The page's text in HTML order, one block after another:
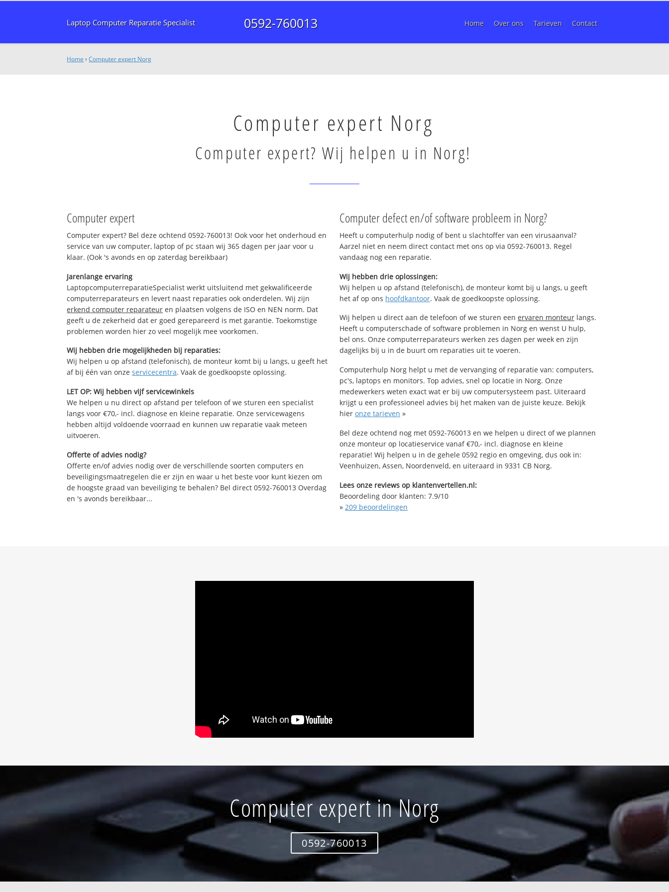
Laptop Computer Reparatie Specialist 0592-760013 Home Over ons Tarieven Contact
Home ›Computer expert Norg
Computer expert Norg
Computer expert? Wij helpen u in Norg!
Computer expert
Computer expert? Bel deze ochtend 0592-760013! Ook voor het onderhoud en
service van uw computer, laptop of pc staan wij 365 dagen per jaar voor u
klaar. (Ook 's avonds en op zaterdag bereikbaar)
Jarenlange ervaring
LaptopcomputerreparatieSpecialist werkt uitsluitend met gekwalificeerde
computerreparateurs en levert naast reparaties ook onderdelen. Wij zijn
erkend computer reparateur en plaatsen volgens de ISO en NEN norm. Dat
geeft u de zekerheid dat er goed gerepareerd is met garantie. Toekomstige
problemen worden hier zo veel mogelijk mee voorkomen.
Wij hebben drie mogelijkheden bij reparaties:
Wij helpen u op afstand (telefonisch), de monteur komt bij u langs, u geeft het
af bij één van onzeservicecentra. Vaak de goedkoopste oplossing.
LET OP: Wij hebben vijf servicewinkels
We helpen u nu direct op afstand per telefoon of we sturen een specialist
langs voor €70,- incl. diagnose en kleine reparatie. Onze servicewagens
hebben altijd voldoende voorraad en kunnen uw reparatie vaak meteen
uitvoeren.
Offerte of advies nodig?
Offerte en/of advies nodig over de verschillende soorten computers en
beveiligingsmaatregelen die er zijn en waar u het beste voor kunt kiezen om
de hoogste graad van beveiliging te behalen? Bel direct 0592-760013 Overdag
en 's avonds bereikbaar...
Computer defect en/of software probleem in Norg?
Heeft u computerhulp nodig of bent u slachtoffer van een virusaanval?
Aarzel niet en neem direct contact met ons op via 0592-760013. Regel
vandaag nog een reparatie.
Wij hebben drie oplossingen:
Wij helpen u op afstand (telefonisch), de monteur komt bij u langs, u geeft
het af op ons hoofdkantoor. Vaak de goedkoopste oplossing.
Wij helpen u direct aan de telefoon of we sturen een ervaren monteur langs.
Heeft u computerschade of software problemen in Norg en wenst U hulp,
bel ons. Onze computerreparateurs werken zes dagen per week en zijn
dagelijks bij u in de buurt om reparaties uit te voeren.
Computerhulp Norg helpt u met de vervanging of reparatie van: computers,
pc's, laptops en monitors. Top advies, snel op locatie in Norg. Onze
medewerkers weten exact wat er bij uw computersysteem past. Uiteraard
krijgt u een professioneel advies bij het maken van de juiste keuze. Bekijk
hier onze tarieven »
Bel deze ochtend nog met 0592-760013 en we helpen u direct of we plannen
onze monteur op locatieservice vanaf €70,- incl. diagnose en kleine
reparatie! Wij helpen u in de gehele 0592 regio en omgeving, dus ook in:
Veenhuizen, Assen, Noordenveld, en uiteraard in 9331 CB Norg.
Lees onze reviews op klantenvertellen.nl:
Beoordeling door klanten: 7.9/10
» 209 beoordelingen
Computer expert in Norg
0592-760013